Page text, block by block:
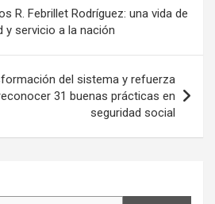
R. Febrillet Rodríguez: una vida de
y servicio a la nación
del sistema y refuerza
31 buenas prácticas en
seguridad social